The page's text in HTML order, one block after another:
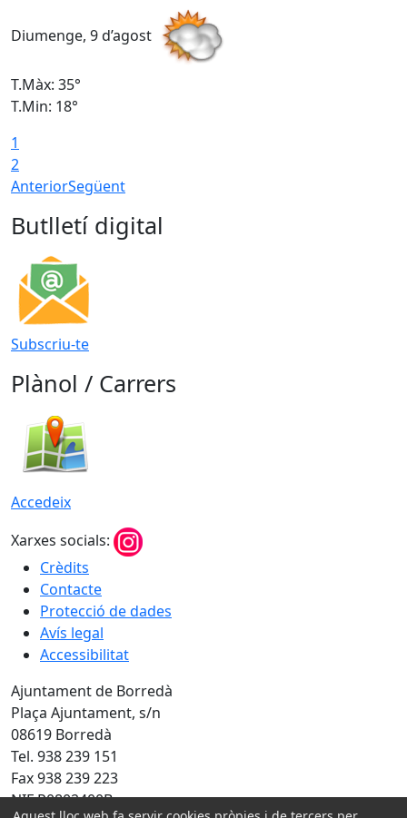
Diumenge, 9 d’agost
T.Màx: 35°
T.Min: 18°
1
2
AnteriorSegüent
Butlletí digital
Subscriu-te
Plànol / Carrers
Accedeix
Xarxes socials:
Crèdits
Contacte
Protecció de dades
Avís legal
Accessibilitat
Ajuntament de Borredà
Plaça Ajuntament, s/n
08619 Borredà
Tel. 938 239 151
Fax 938 239 223
NIF P0802400B